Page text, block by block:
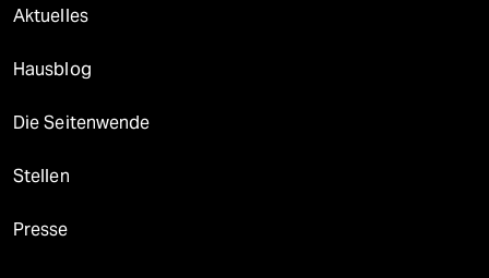
Aktuelles
Hausblog
Die Seitenwende
Stellen
Presse